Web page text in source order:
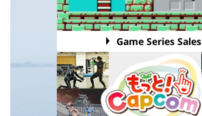
Game Series Sales